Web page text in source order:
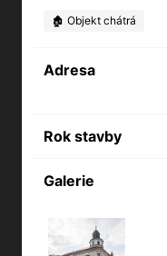
🏚️ Objekt chátrá
Adresa
Rok stavby
Galerie